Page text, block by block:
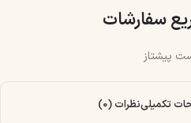
سفارشات
پیشتاز
تکمیلینظرات (0)